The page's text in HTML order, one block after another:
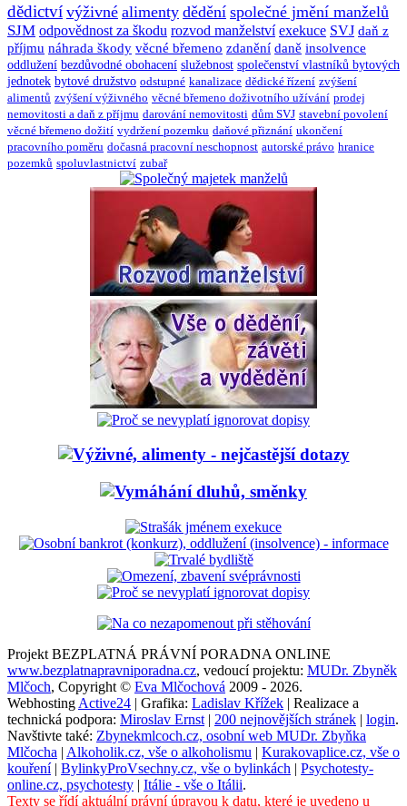
dědictví výživné alimenty dědění společné jmění manželů
SJM odpovědnost za škodu rozvod manželství exekuce SVJ daň z
příjmu náhrada škody věcné břemeno zdanění daně insolvence
oddlužení bezdůvodné obohacení služebnost společenství vlastníků bytových
jednotek bytové družstvo odstupné kanalizace dědické řízení zvýšení
alimentů zvýšení výživného věcné břemeno doživotního užívání prodej
nemovitosti a daň z příjmu darování nemovitosti dům SVJ stavební povolení
věcné břemeno dožití vydržení pozemku daňové přiznání ukončení
pracovního poměru dočasná pracovní neschopnost autorské právo hranice
pozemků spoluvlastnictví zubař
Projekt BEZPLATNÁ PRÁVNÍ PORADNA ONLINE
www.bezplatnapravniporadna.cz, vedoucí projektu: MUDr. Zbyněk
Mlčoch, Copyright © Eva Mlčochová 2009 - 2026.
Webhosting Active24 | Grafika: Ladislav Křížek | Realizace a
technická podpora: Miroslav Ernst | 200 nejnovějších stránek | login.
Navštivte také: Zbynekmlcoch.cz, osobní web MUDr. Zbyňka
Mlčocha | Alkoholik.cz, vše o alkoholismu | Kurakovaplice.cz, vše o
kouření| BylinkyProVsechny.cz, vše o bylinkách | Psychotesty-
online.cz, psychotesty | Itálie - vše o Itálii.
Texty se řídí aktuální právní úpravou k datu, které je uvedeno u